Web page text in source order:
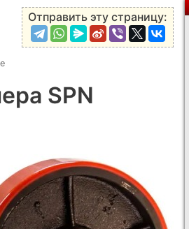
Отправить эту страницу:
SPN